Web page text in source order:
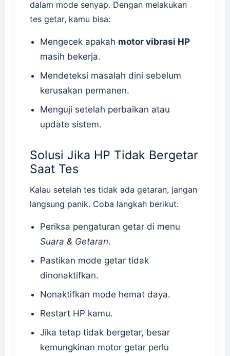
dalam mode senyap. Dengan melakukan
tes getar, kamu bisa:
Mengecek apakah motor vibrasi HP
masih bekerja.
Mendeteksi masalah dini sebelum
kerusakan permanen.
Menguji setelah perbaikan atau
update sistem.
Solusi Jika HP Tidak Bergetar
Saat Tes
Kalau setelah tes tidak ada getaran, jangan
langsung panik. Coba langkah berikut:
Periksa pengaturan getar di menu
Suara & Getaran.
Pastikan mode getar tidak
dinonaktifkan.
Nonaktifkan mode hemat daya.
Restart HP kamu.
Jika tetap tidak bergetar, besar
kemungkinan motor getar perlu